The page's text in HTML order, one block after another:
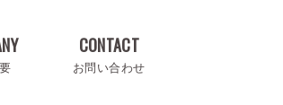
CONTACT
お問い合わせ